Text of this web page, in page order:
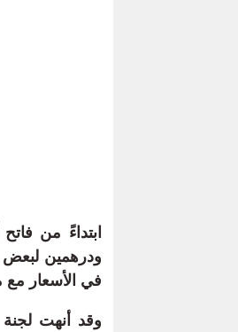
ابتداءً من
ودرهمين لبعض
في الأسعار مع
وقد أنهت لجنة